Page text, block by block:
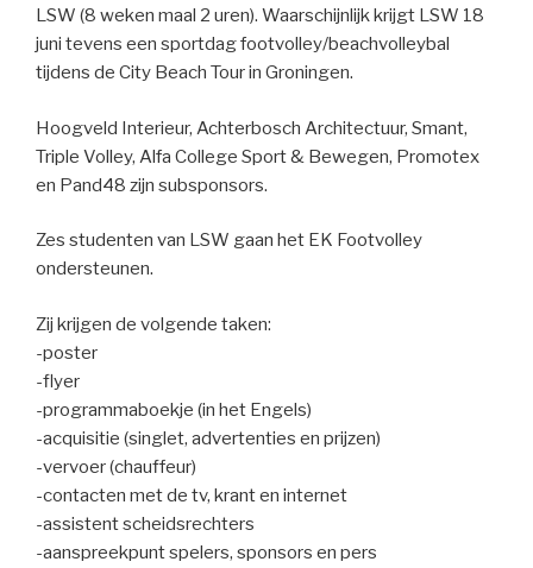
LSW (8 weken maal 2 uren). Waarschijnlijk krijgt LSW 18
juni tevens een sportdag footvolley/beachvolleybal
tijdens de City Beach Tour in Groningen.
Hoogveld Interieur, Achterbosch Architectuur, Smant,
Triple Volley, Alfa College Sport & Bewegen, Promotex
en Pand48 zijn subsponsors.
Zes studenten van LSW gaan het EK Footvolley
ondersteunen.
Zij krijgen de volgende taken:
-poster
-flyer
-programmaboekje (in het Engels)
-acquisitie (singlet, advertenties en prijzen)
-vervoer (chauffeur)
-contacten met de tv, krant en internet
-assistent scheidsrechters
-aanspreekpunt spelers, sponsors en pers